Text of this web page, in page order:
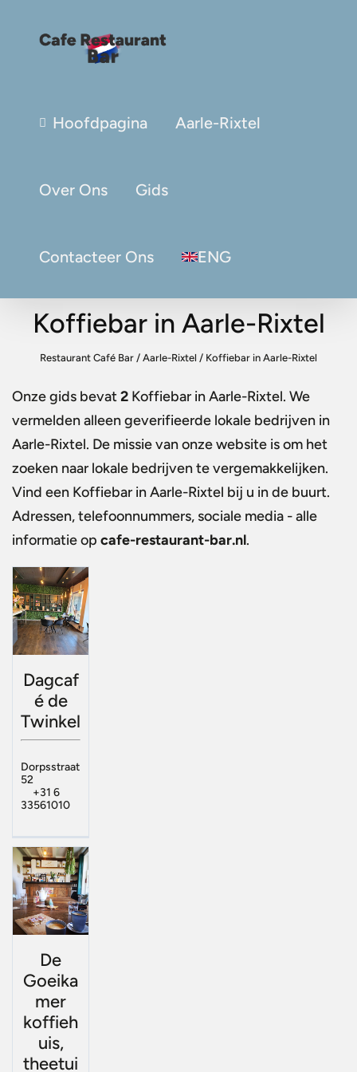
Hoofdpagina Aarle-Rixtel
Over Ons Gids
Contacteer Ons ENG
Koffiebar in Aarle-Rixtel
Restaurant Café Bar / Aarle-Rixtel / Koffiebar in Aarle-Rixtel
Onze gids bevat2 Koffiebar in Aarle-Rixtel. We
vermelden alleen geverifieerde lokale bedrijven in
Aarle-Rixtel. De missie van onze website is om het
zoeken naar lokale bedrijven te vergemakkelijken.
Vind een Koffiebar in Aarle-Rixtel bij u in de buurt.
Adressen, telefoonnummers, sociale media - alle
informatie op cafe-restaurant-bar.nl.
Dagcaf
é de
Twinkel
Dorpsstraat
52
+31 6
33561010
De
Goeika
mer
koffieh
uis,
theetui